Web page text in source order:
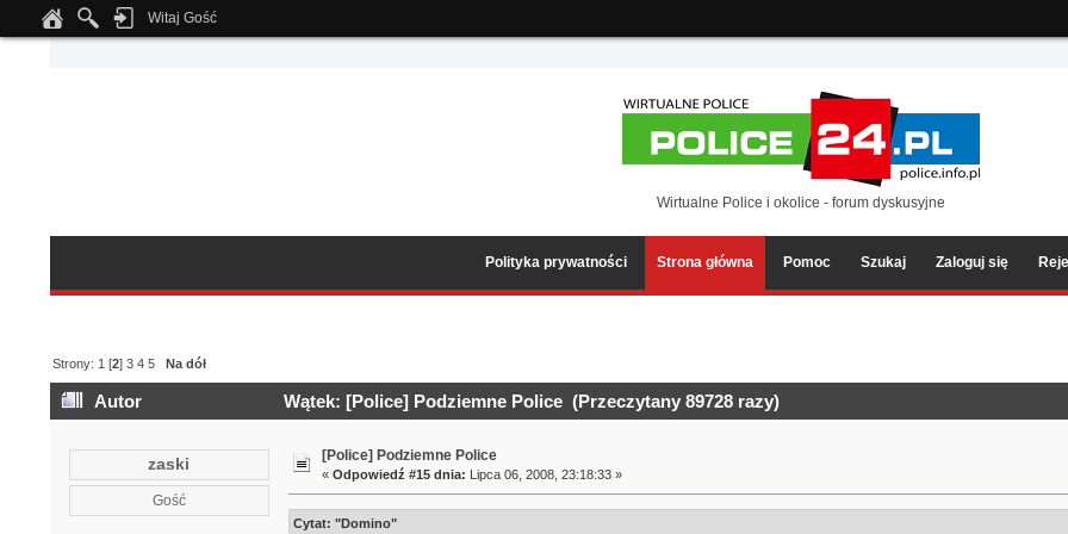
Notice: Undefined index: tapatalk_body_hook in
Witaj Gość
Wirtualne Police i okolice - forum dyskusyjne
Polityka prywatności Strona główna Pomoc Szukaj Zaloguj się
Strony: 1 [2]3 4 5 Na dół
Autor Wątek: [Police] Podziemne Police (Przeczytany 89728 razy)
zaski
Gość
[Police] Podziemne Police
«Odpowiedź #15 dnia: Lipca 06, 2008, 23:18:33 »
Cytat: "Domino"